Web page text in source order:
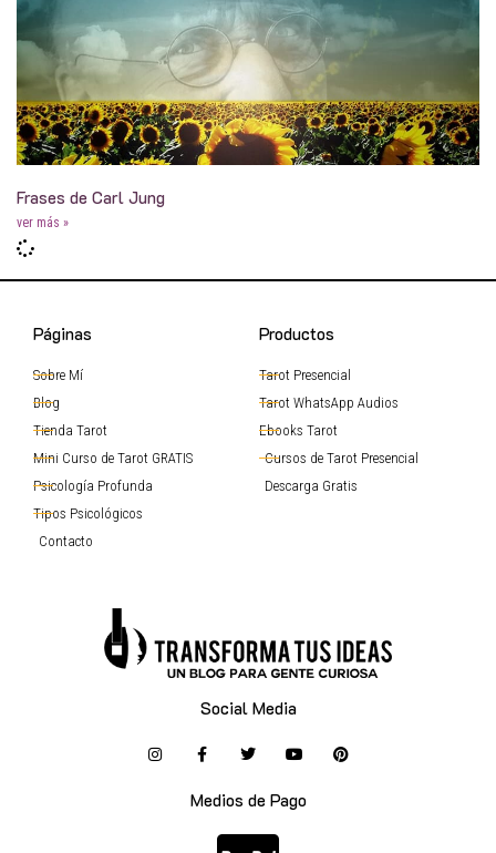
Frases de Carl Jung
ver más »
Páginas
Sobre Mí
Blog
Tienda Tarot
Mini Curso de Tarot GRATIS
Psicología Profunda
Tipos Psicológicos
Contacto
Productos
Tarot Presencial
Tarot WhatsApp Audios
Ebooks Tarot
Cursos de Tarot Presencial
Descarga Gratis
Social Media
Medios de Pago